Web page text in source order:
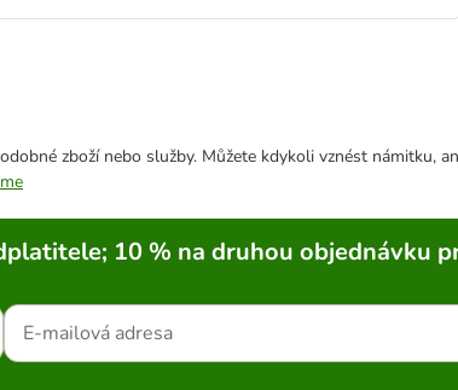
zboží nebo služby. Můžete kdykoli vznést námitku,
10 % na druhou objednávku